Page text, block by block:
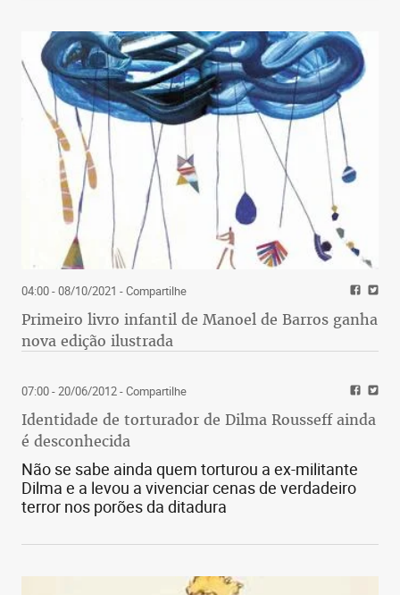
04:00 - 08/10/2021 - Compartilhe
Primeiro livro infantil de Manoel de Barros ganha
nova edição ilustrada
07:00 - 20/06/2012- Compartilhe
Identidade de torturador de Dilma Rousseff ainda
é desconhecida
Não se sabe ainda quem torturou a ex-militante
Dilma e a levou a vivenciar cenas de verdadeiro
terror nos porões da ditadura